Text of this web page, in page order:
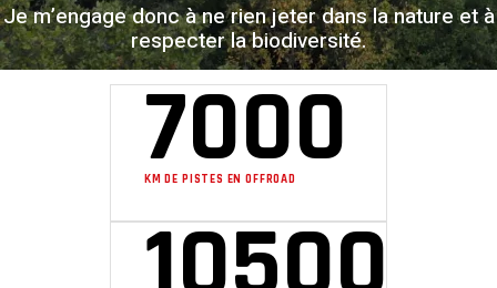
Je m’engage donc à ne rien jeter dans la nature et à
respecter la biodiversité.
KM DE PISTES EN OFFROAD
7000